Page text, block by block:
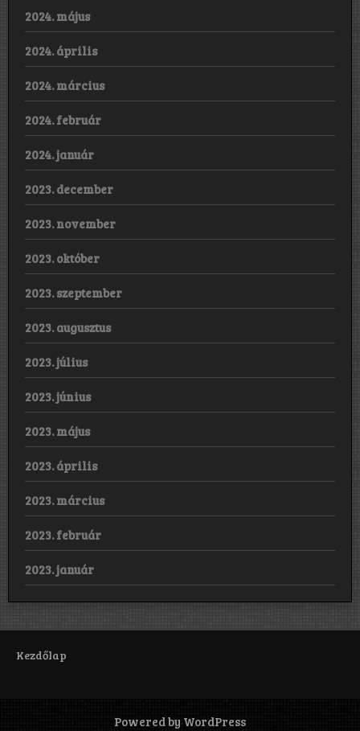
2024. május
2024. április
2024. március
2024. február
2024. január
2023. december
2023. november
2023. október
2023. szeptember
2023. augusztus
2023. július
2023. június
2023. május
2023. április
2023. március
2023. február
2023. január
Kezdőlap
Powered by WordPress